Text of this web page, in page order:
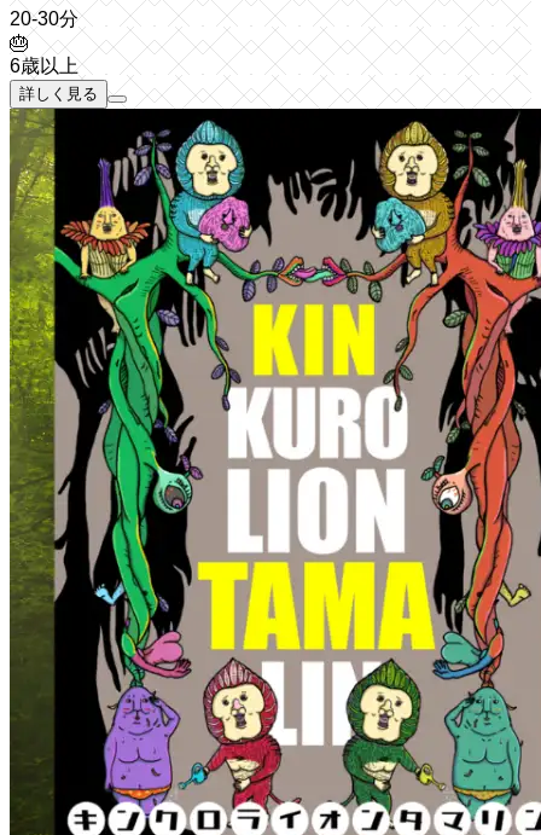
20-30分
🎂
6歳以上
詳しく見る